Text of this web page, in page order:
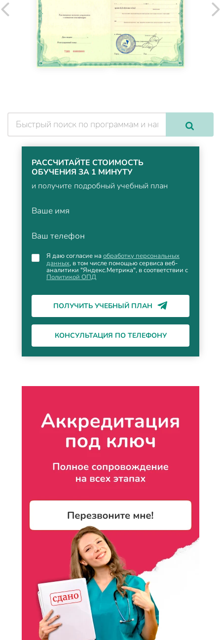
РАССЧИТАЙТЕ СТОИМОСТЬ
ОБУЧЕНИЯ ЗА 1 МИНУТУ
и получите подробный учебный план
Ваше имя
Ваш телефон
Я даю согласие на обработку персональных
данных, в том числе помощью сервиса веб-
аналитики "Яндекс.Метрика", в соответствии с
Политикой ОПД
ПОЛУЧИТЬ УЧЕБНЫЙ ПЛАН
КОНСУЛЬТАЦИЯ ПО ТЕЛЕФОНУ